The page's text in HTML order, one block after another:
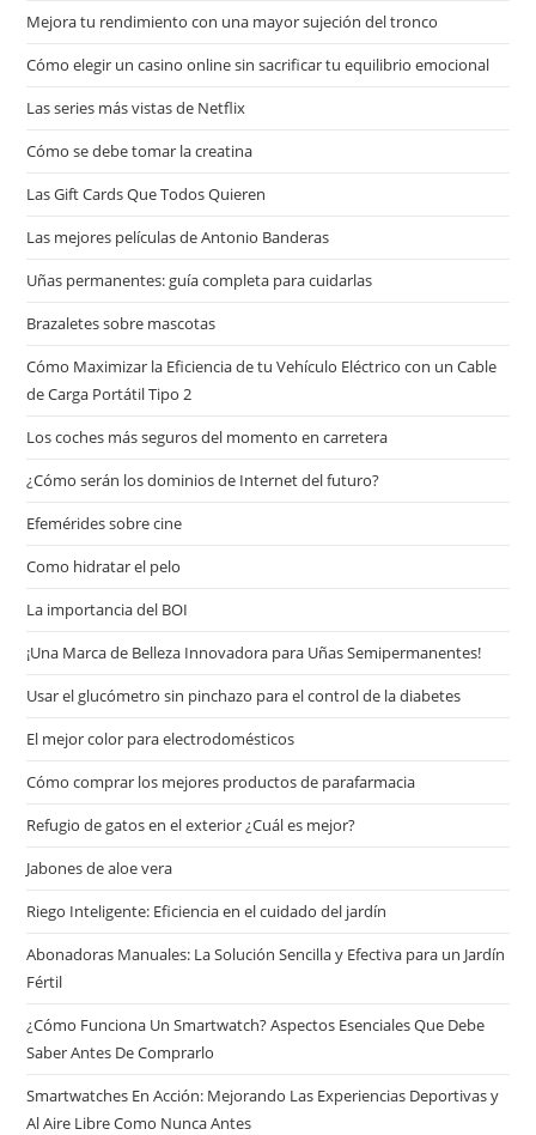
Mejora tu rendimiento con una mayor sujeción del tronco
Cómo elegir un casino online sin sacrificar tu equilibrio emocional
Las series más vistas de Netflix
Cómo se debe tomar la creatina
Las Gift Cards Que Todos Quieren
Las mejores películas de Antonio Banderas
Uñas permanentes: guía completa para cuidarlas
Brazaletes sobre mascotas
Cómo Maximizar la Eficiencia de tu Vehículo Eléctrico con un Cable
de Carga Portátil Tipo 2
Los coches más seguros del momento en carretera
¿Cómo serán los dominios de Internet del futuro?
Efemérides sobre cine
Сomo hidratar el pelo
La importancia del BOI
¡Una Marca de Belleza Innovadora para Uñas Semipermanentes!
Usar el glucómetro sin pinchazo para el control de la diabetes
El mejor color para electrodomésticos
Cómo comprar los mejores productos de parafarmacia
Refugio de gatos en el exterior ¿Cuál es mejor?
Jabones de aloe vera
Riego Inteligente: Eficiencia en el cuidado del jardín
Abonadoras Manuales: La Solución Sencilla y Efectiva para un Jardín
Fértil
¿Cómo Funciona Un Smartwatch? Aspectos Esenciales Que Debe
Saber Antes De Comprarlo
Smartwatches En Acción: Mejorando Las Experiencias Deportivas y
Al Aire Libre Como Nunca Antes